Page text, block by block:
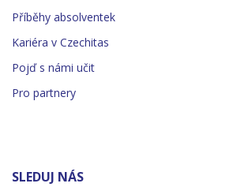
Příběhy absolventek
Kariéra v Czechitas
Pojď s námi učit
Pro partnery
SLEDUJ NÁS